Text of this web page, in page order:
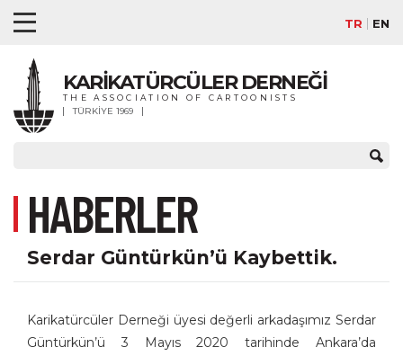
TR EN
KARİKATÜRCÜLER DERNEĞİ
THE ASSOCIATION OF CARTOONISTS
TÜRKİYE 1969
HABERLER
Serdar Güntürkün’ü Kaybettik.
Karikatürcüler Derneği üyesi değerli arkadaşımız Serdar
Güntürkün’ü 3 Mayıs 2020 tarihinde Ankara’da